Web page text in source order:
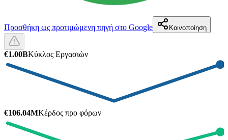
Προσθήκη ως προτιμώμενη πηγή στο Google Κοινοποίηση
€1.00BΚύκλος Εργασιών
€106.04MΚέρδος προ φόρων